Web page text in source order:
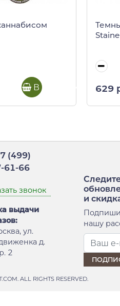
В корзину 629
(499)
61-66
звонок
выдачи
ул.
д.
2
и
нашу
ALL RIGHTS RESERVED.